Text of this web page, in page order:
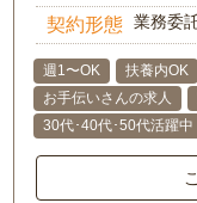
契約形態 業務委
週1〜OK 扶養内OK
お手伝いさんの求人
30代･40代･50代活躍中